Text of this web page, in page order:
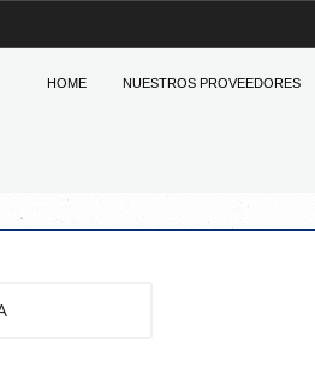
HOME NUESTROS PROVEEDORES